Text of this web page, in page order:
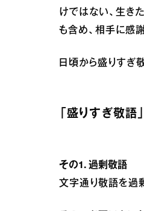
けではない、生き
も含め、相手に感
日頃から盛りすぎ
「盛りすぎ敬語
その1. 過剰敬語
文字通り敬語を過